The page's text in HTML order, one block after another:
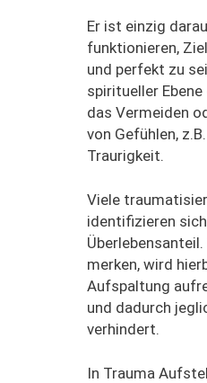
Er ist einzig
funktionieren,
und perfekt zu
spiritueller
das Vermeiden
von Gefühlen,
Traurigkeit.
Viele
identifizieren
Überlebensanteil.
merken, wird
Aufspaltung
und dadurch
verhindert.
In Trauma